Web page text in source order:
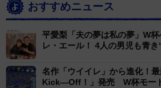
おすすめニュース
平愛梨「夫の夢は私の夢」W
レ・エール！ 4人の男児も青き
名作「ウイイレ」から進化！
Kick―Off！」発売 W杯モー